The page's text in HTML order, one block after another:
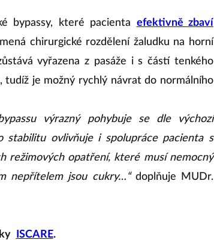
bypassy, které pacienta efektivně zbaví
chirurgické rozdělení žaludku na horní
vyřazena z pasáže i s částí tenkého
tudíž je možný rychlý návrat do normálního
výrazný pohybuje se dle výchozí
ovlivňuje i spolupráce pacienta s
režimových opatření, které musí nemocný
nepřítelem jsou cukry…“ doplňuje MUDr.
ISCARE.